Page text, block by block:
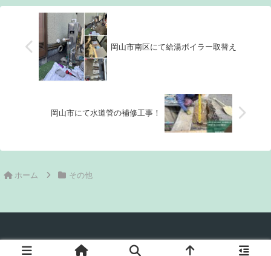
専務にとって、何でも分からな
い事があると直ぐ...
岡山市南区にて給湯ボイラー取替え
岡山市にて水道管の補修工事！
ホーム その他
© 2020 岡山市のリフォーム工事業者ネストコーポレーション.